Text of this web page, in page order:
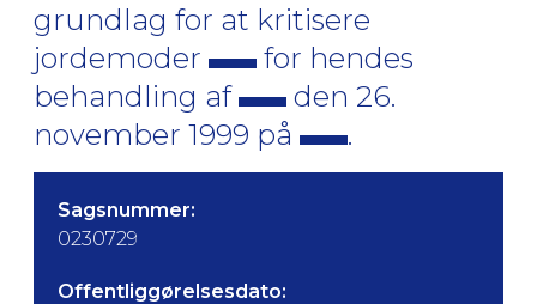
grundlag for at kritisere
jordemoder
for hendes
behandling af
den 26.
november 1999 på
.
Sagsnummer:
0230729
Offentliggørelsesdato: